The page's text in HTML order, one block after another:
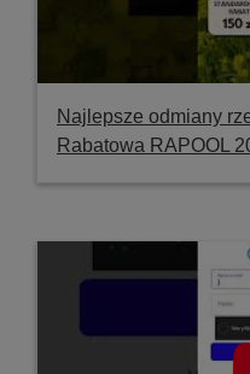
Najlepsze odmiany
Rabatowa RAPOOL